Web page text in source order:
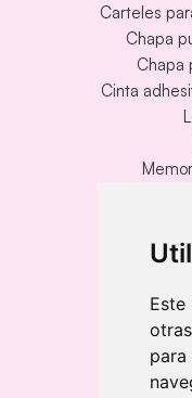
para
Carteles
Chapa
Chapa
Cinta
Llavero
Llavero